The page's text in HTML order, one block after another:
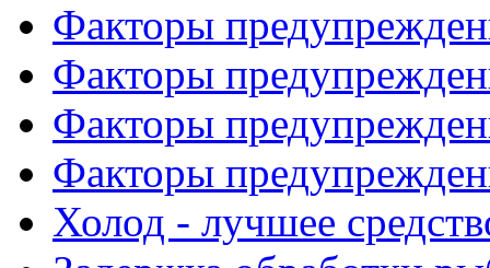
Факторы
Факторы
Факторы
Факторы
Холод - лучшее